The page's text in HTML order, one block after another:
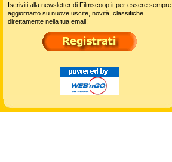
Iscriviti alla newsletter di Filmscoop.it per essere sempre
aggiornarto su nuove uscite, novità, classifiche
direttamente nella tua email!